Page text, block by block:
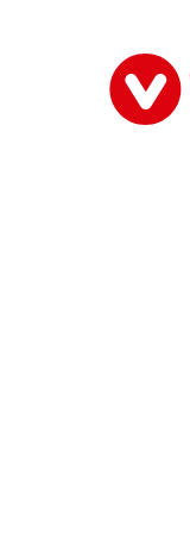
Finanzen